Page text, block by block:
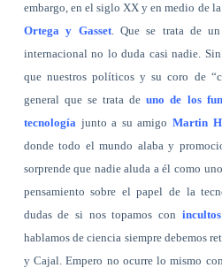
embargo, en el siglo XX y en medio de
Ortega y Gasset. Que se trata de
internacional no lo duda casi nadie.
que nuestros políticos y su coro de
general que se trata deuno de los
tecnología junto a su amigo Martin
donde todo el mundo alaba y
sorprende que nadie aluda a él como
pensamiento sobre el papel de la
dudas de si nos topamos con
hablamos de ciencia siempre debemos
y Cajal. Empero no ocurre lo mismo